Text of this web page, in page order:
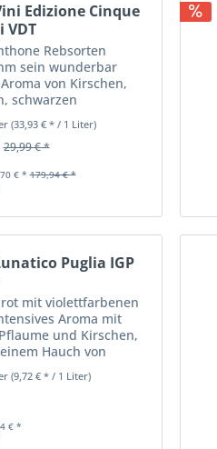
Edizione Cinque
Rebsorten
sein wunderbar
von Kirschen,
schwarzen
und Tabak. Mit
Struktur,
und einem
(33,93 € * / 1 Liter)
29,99 € *
€ * 179,94 € *
Puglia IGP
mit violettfarbenen
Aroma mit
und Kirschen,
Hauch von
Vanille. Ein
Wein, der dennoch
ausbalanciert ist,
(9,72 € * / 1 Liter)
€ *